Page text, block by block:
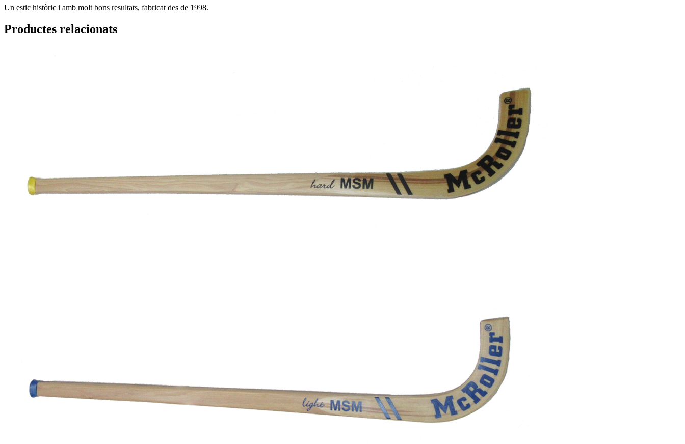
Un estic històric i amb molt bons resultats, fabricat des de 1998.
Productes relacionats